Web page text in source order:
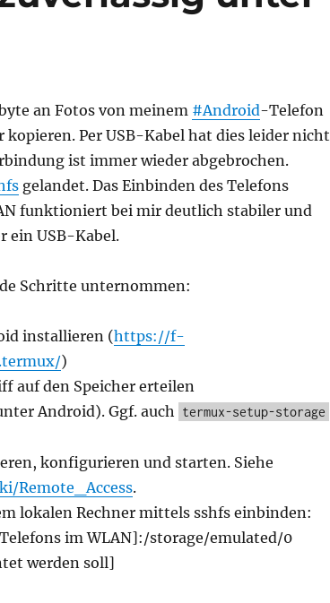
an Fotos von meinem #Android-Telefon
kopieren. Per USB-Kabel hat dies leider nicht
ist immer wieder abgebrochen.
gelandet. Das Einbinden des Telefons
funktioniert bei mir deutlich stabiler und
ein USB-Kabel.
Schritte unternommen:
installieren (https://f-
)
auf den Speicher erteilen
Android). Ggf. auch termux-setup-storage
konfigurieren und starten. Siehe
Remote_Access.
lokalen Rechner mittels sshfs einbinden:
im WLAN]:/storage/emulated/0
werden soll]